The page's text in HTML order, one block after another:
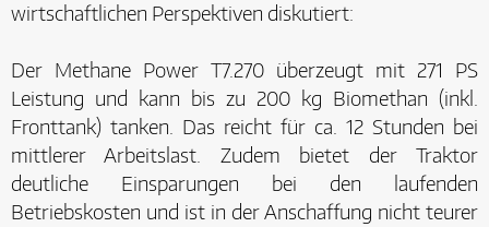
wirtschaftlichen Perspektiven diskutiert:
Der Methane Power T7.270 überzeugt mit 271 PS
Leistung und kann bis zu 200 kg Biomethan (inkl.
Fronttank) tanken. Das reicht für ca. 12 Stunden bei
mittlerer Arbeitslast. Zudem bietet der Traktor
deutliche Einsparungen bei den laufenden
Betriebskosten und ist in der Anschaffung nicht teurer